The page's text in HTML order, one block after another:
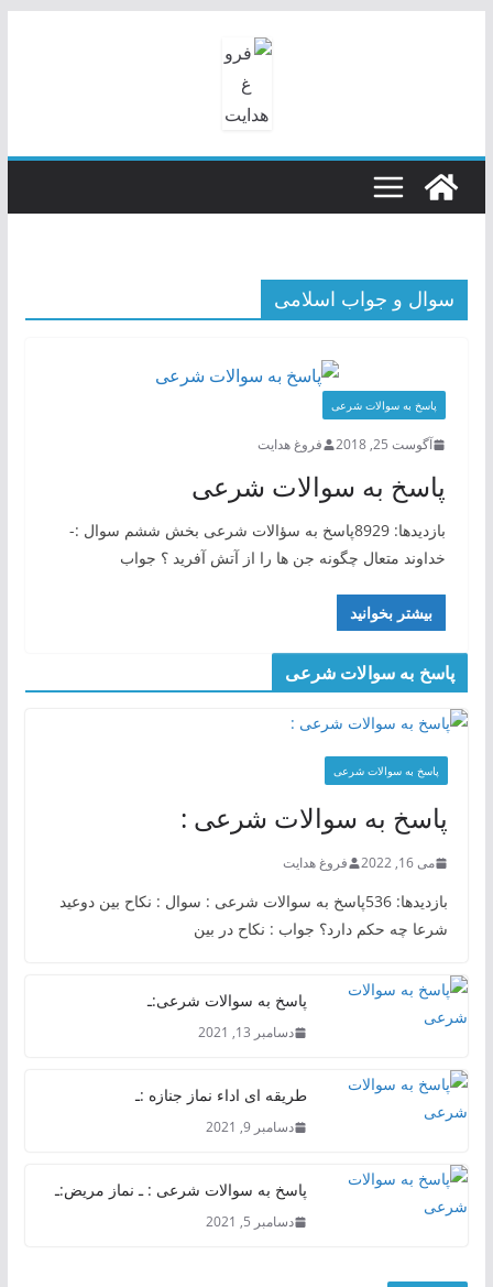
سوال و جواب اسلامی
پاسخ به سوالات شرعی
آگوست 25, 2018 فروغ هدایت
پاسخ به سوالات شرعی
بازدیدها: 8929پاسخ به سؤالات شرعی بخش ششم سوال :-
خداوند متعال چگونه جن ها را از آتش آفرید ؟ جواب
بیشتر بخوانید
پاسخ به سوالات شرعی
پاسخ به سوالات شرعی
پاسخ به سوالات شرعی :
می 16, 2022 فروغ هدایت
بازدیدها: 536پاسخ به سوالات شرعی : سوال : نکاح بین دوعید
شرعا چه حکم دارد؟ جواب : نکاح در بین
پاسخ به سوالات شرعی:ـ
دسامبر 13, 2021
طریقه ای اداء نماز جنازه :ـ
دسامبر 9, 2021
پاسخ به سوالات شرعی : ـ نماز مریض:ـ
دسامبر 5, 2021